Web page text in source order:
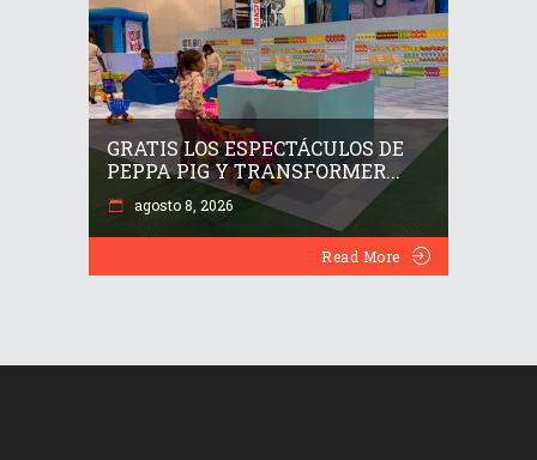
GRATIS LOS ESPECTÁCULOS DE
PEPPA PIG Y TRANSFORMER...
agosto 8, 2026
Read More